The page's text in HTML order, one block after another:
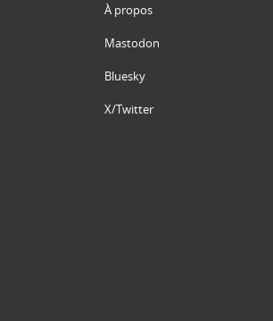
À propos
Mastodon
Bluesky
X/Twitter